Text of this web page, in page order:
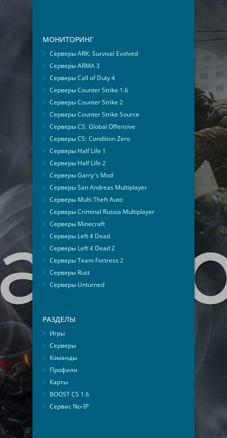
МОНИТОРИНГ
Серверы ARK: Survival Evolved
Серверы ARMA 3
Серверы Call of Duty 4
Серверы Counter Strike 1.6
Серверы Counter Strike 2
Серверы Counter Strike Source
Серверы CS: Global Offensive
Серверы CS: Condition Zero
Серверы Half Life 1
Серверы Half Life 2
Серверы Garry's Mod
Серверы San Andreas Multiplayer
Серверы Multi Theft Auto
Серверы Criminal Russia Multiplayer
Серверы Minecraft
Серверы Left 4 Dead
Серверы Left 4 Dead 2
Серверы Team Fortress 2
Серверы Rust
Серверы Unturned
РАЗДЕЛЫ
Игры
Серверы
Команды
Профили
Карты
BOOST CS 1.6
Сервис No-IP